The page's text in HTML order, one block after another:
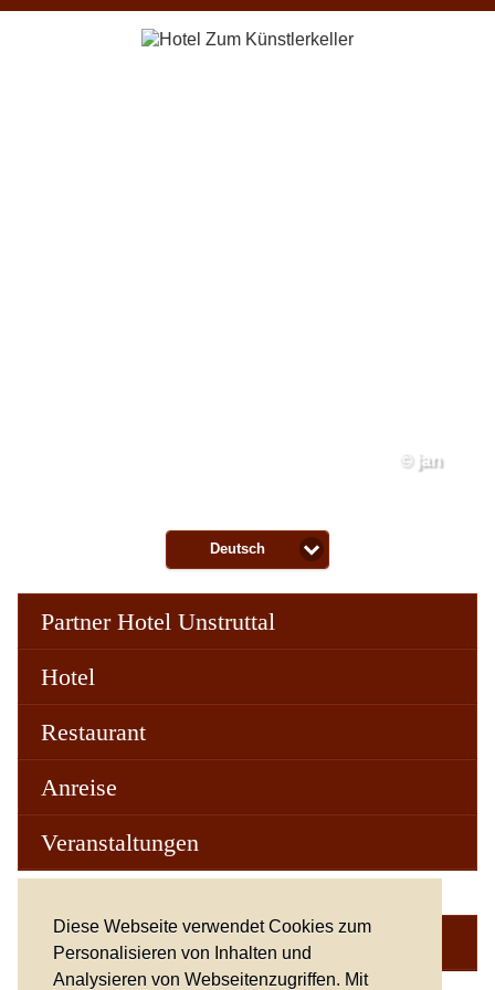
Diese Webseite verwendet Cookies zum
Personalisieren von Inhalten und
Analysieren von Webseitenzugriffen. Mit
© jan
Deutsch
Partner Hotel Unstruttal
Hotel
Restaurant
Anreise
Veranstaltungen
Online Buchen